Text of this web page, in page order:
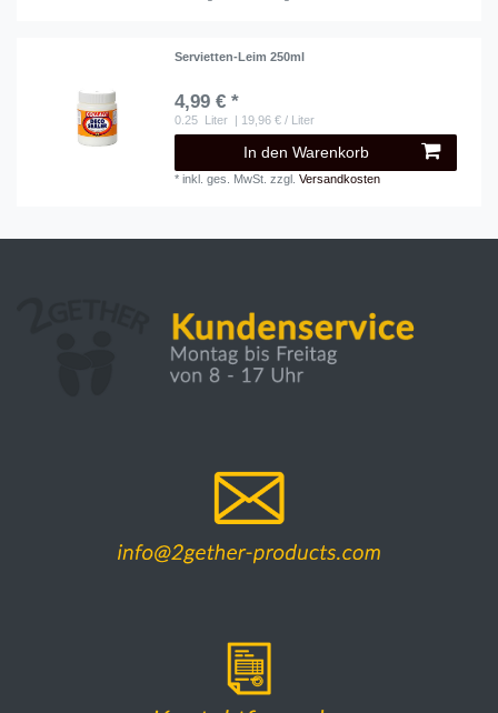
Servietten-Leim 250ml
4,99 € *
0.25 Liter | 19,96 € / Liter
In den Warenkorb
*inkl. ges. MwSt. zzgl.Versandkosten